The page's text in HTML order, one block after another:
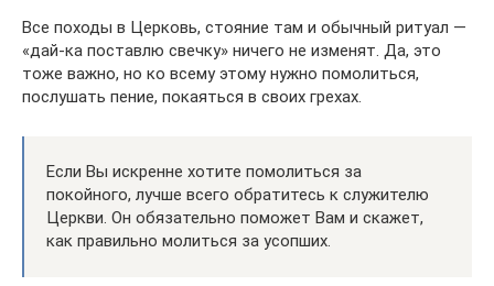
Все походы в Церковь, стояние там и обычный ритуал —
«дай-ка поставлю свечку» ничего не изменят. Да, это
тоже важно, но ко всему этому нужно помолиться,
послушать пение, покаяться в своих грехах.
Если Вы искренне хотите помолиться за
покойного, лучше всего обратитесь к служителю
Церкви. Он обязательно поможет Вам и скажет,
как правильно молиться за усопших.